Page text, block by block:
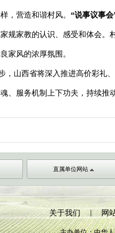
，营造和谐村风。 “说事议事会
规家教的认识、感受和体会。
家风的浓厚氛围。
，山西省将深入推进高价彩礼
、服务机制上下功夫，持续推
直属单位网站
关于我们 | 网